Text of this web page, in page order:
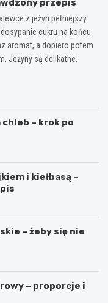
przepis
z jeżyn pełniejszy
cukru na końcu.
aromat, a dopiero potem
Jeżyny są delikatne,
– krok po
i kiełbasą –
– żeby się nie
– proporcje i